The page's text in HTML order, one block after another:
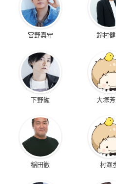
宮野真守 鈴村
下野紘 大塚
稲田徹 村瀬